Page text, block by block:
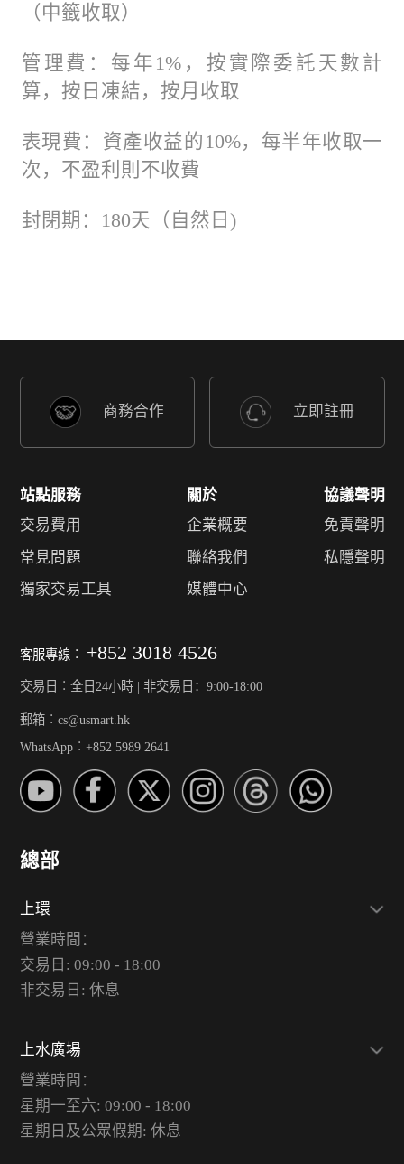
（中籤收取）
管理費：每年1%，按實際委託天數計
算，按日凍結，按月收取
表現費：資產收益的10%，每半年收取一
次，不盈利則不收費
封閉期：180天（自然日)
商務合作 立即註冊
站點服務
交易費用
常見問題
獨家交易工具
關於
企業概要
聯絡我們
媒體中心
協議聲明
免責聲明
私隱聲明
客服專線︰ +852 3018 4526
交易日︰全日24小時 | 非交易日：9:00-18:00
郵箱︰cs@usmart.hk
WhatsApp︰+852 5989 2641
總部
上環
營業時間：
交易日: 09:00 - 18:00
非交易日: 休息
上水廣場
營業時間：
星期一至六: 09:00 - 18:00
星期日及公眾假期: 休息